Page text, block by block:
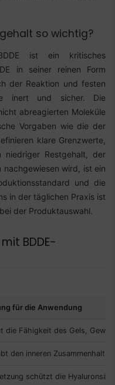
so wichtig?
ist ein kritisches
in seiner reinen Form
der Reaktion und festen
inert und sicher. Die
abreagierten Moleküle
Vorgaben wie die der
klare Grenzwerte,
Restgehalt, der
wird, ist ein
und die
in der täglichen Praxis ist
der Produktauswahl.
BDDE-
für die Anwendung
die Fähigkeit des Gels,
den inneren Zusammenhalt
schützt die